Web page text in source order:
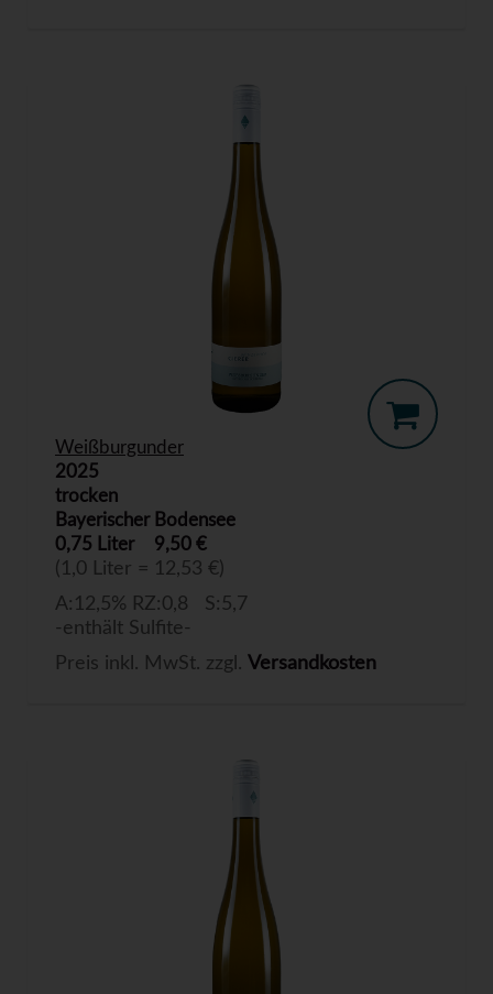
Weißburgunder
2025
trocken
Bayerischer Bodensee
0,75 Liter
9,50 €
(1,0 Liter = 12,53 €)
A:12,5% RZ:0,8 S:5,7
-enthält Sulfite-
Preis inkl. MwSt. zzgl. Versandkosten